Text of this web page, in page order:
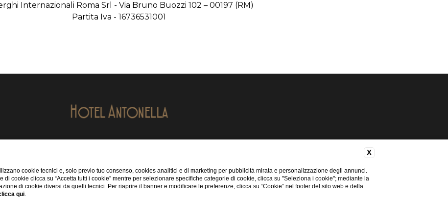
Internazionali Roma Srl - Via Bruno Buozzi 102 – 00197 (RM)
Partita Iva - 16736531001
tel: +39 348 4706133
e-mail: info@shghotelantonella.com
X
cookie tecnici e, solo previo tuo consenso, cookies analitici e di marketing per pubblicità mirata e personalizzazione degli annunci.
di cookie clicca su “Accetta tutti i cookie” mentre per selezionare specifiche categorie di cookie, clicca su "Seleziona i cookie"; mediante la
di cookie diversi da quelli tecnici. Per riaprire il banner e modificare le preferenze, clicca su “Cookie” nel footer del sito web e della
qui.